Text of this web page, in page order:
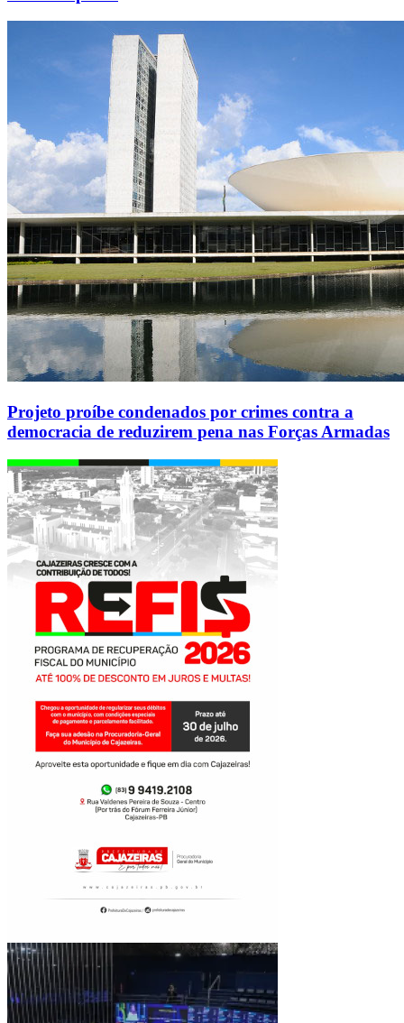
Projeto proíbe condenados por crimes contra a
democracia de reduzirem pena nas Forças Armadas